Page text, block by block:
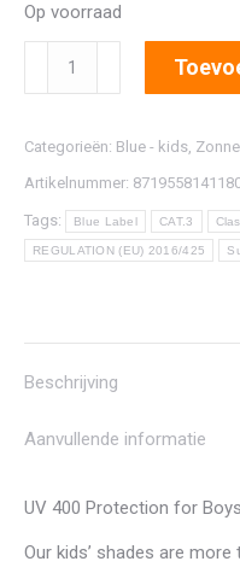
Op voorraad
aantal
Categorieën: Blue - kids,
Artikelnummer:
Tags: Blue Label CAT.3
REGULATION (EU) 2016/425
Beschrijving
Aanvullende informatie
UV 400 Protection for
Our kids’ shades are